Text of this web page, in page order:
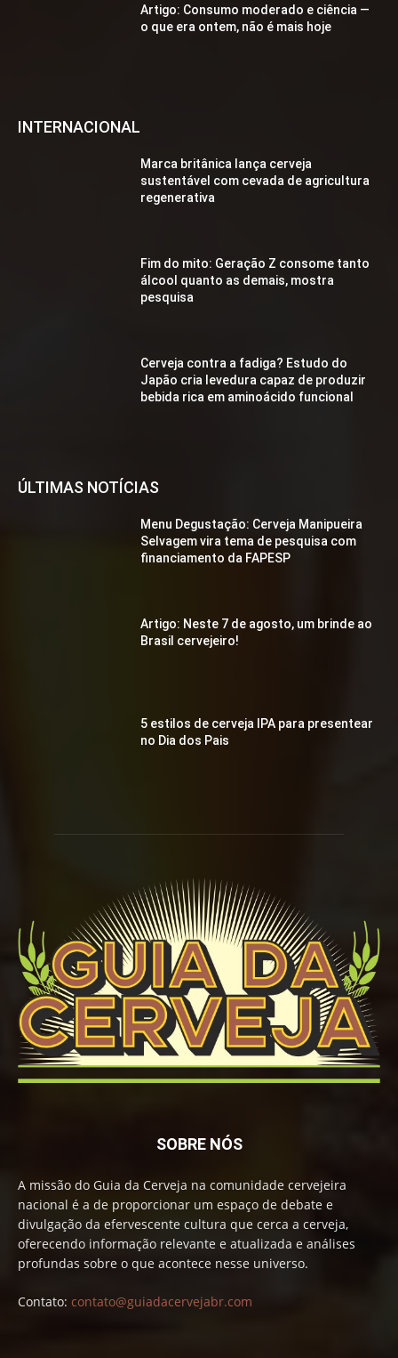
Artigo: Consumo moderado e ciência —
o que era ontem, não é mais hoje
INTERNACIONAL
Marca britânica lança cerveja
sustentável com cevada de agricultura
regenerativa
Fim do mito: Geração Z consome tanto
álcool quanto as demais, mostra
pesquisa
Cerveja contra a fadiga? Estudo do
Japão cria levedura capaz de produzir
bebida rica em aminoácido funcional
ÚLTIMAS NOTÍCIAS
Menu Degustação: Cerveja Manipueira
Selvagem vira tema de pesquisa com
financiamento da FAPESP
Artigo: Neste 7 de agosto, um brinde ao
Brasil cervejeiro!
5 estilos de cerveja IPA para presentear
no Dia dos Pais
SOBRE NÓS
A missão do Guia da Cerveja na comunidade cervejeira
nacional é a de proporcionar um espaço de debate e
divulgação da efervescente cultura que cerca a cerveja,
oferecendo informação relevante e atualizada e análises
profundas sobre o que acontece nesse universo.
Contato: contato@guiadacervejabr.com